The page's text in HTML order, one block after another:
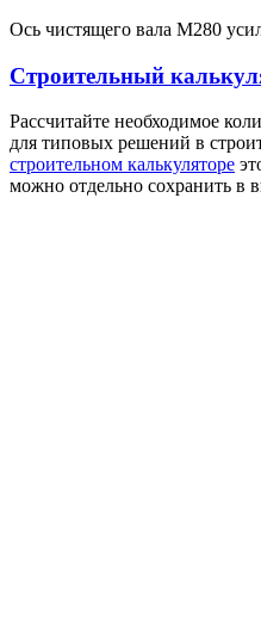
Ось чистящего вала М280
Строительный
Рассчитайте необходимое
для типовых решений в
строительном калькуляторе
можно отдельно сохранить в